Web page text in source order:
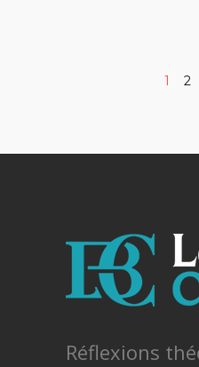
1 2
Réflexions